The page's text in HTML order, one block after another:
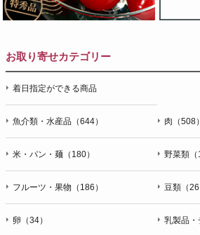
お取り寄せカテゴリー
着日指定ができる商品
魚介類・水産品（644） 肉（508）
米・パン・麺（180） 野菜類（
フルーツ・果物（186） 豆類（26
卵（34） 乳製品・